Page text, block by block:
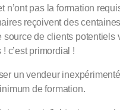
pas la formation
reçoivent des
de clients potentiels
c’est primordial !
un vendeur
de formation.